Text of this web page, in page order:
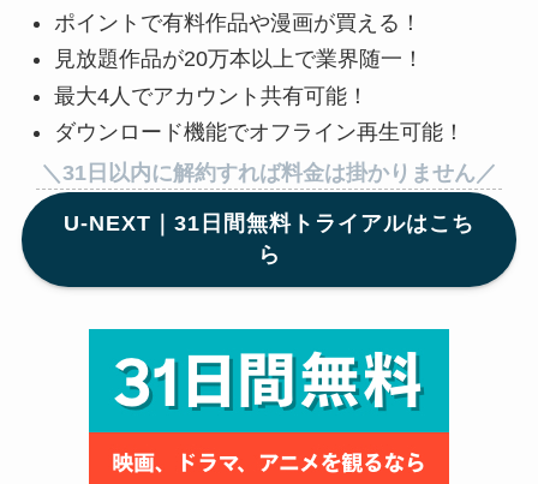
ポイントで有料作品や漫画が買える！
見放題作品が20万本以上で業界随一！
最大4人でアカウント共有可能！
ダウンロード機能でオフライン再生可能！
＼31日以内に解約すれば料金は掛かりません／
U-NEXT｜31日間無料トライアルはこち
ら